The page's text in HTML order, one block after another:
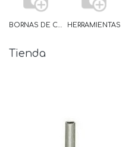
BORNAS DE CARRIL HERRAMIENTAS
Tienda